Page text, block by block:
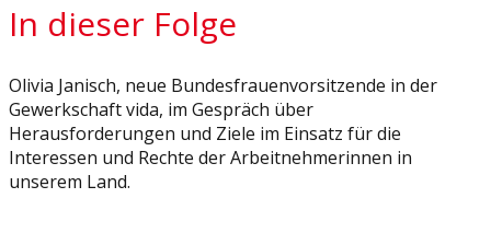
In dieser Folge
Olivia Janisch, neue Bundesfrauenvorsitzende in der
Gewerkschaft vida, im Gespräch über
Herausforderungen und Ziele im Einsatz für die
Interessen und Rechte der Arbeitnehmerinnen in
unserem Land.